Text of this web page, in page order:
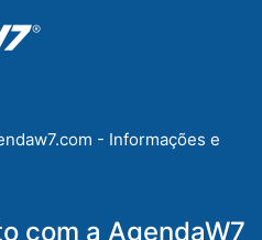
- Informações e
com a AgendaW7